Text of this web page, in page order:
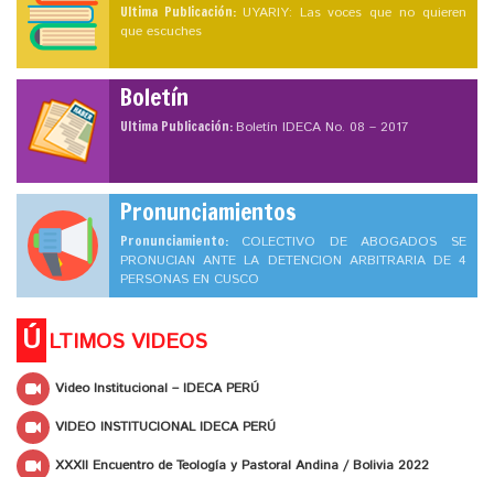
Ultima Publicación: UYARIY: Las voces que no quieren
que escuches
Boletín
Ultima Publicación:Boletín IDECA No. 08 – 2017
Pronunciamientos
Pronunciamiento: COLECTIVO DE ABOGADOS SE
PRONUCIAN ANTE LA DETENCION ARBITRARIA DE 4
PERSONAS EN CUSCO
Ú LTIMOS VIDEOS
Video Institucional – IDECA PERÚ
VIDEO INSTITUCIONAL IDECA PERÚ
XXXII Encuentro de Teología y Pastoral Andina / Bolivia 2022